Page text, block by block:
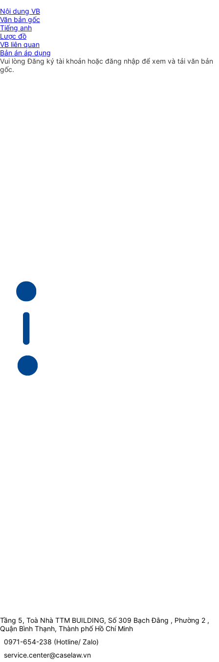
Nội dung VB
Văn bản gốc
Tiếng anh
Lược đồ
VB liên quan
Bản án áp dụng
Vui lòngĐăng ký tài khoản hoặc đăng nhập để xem và tải văn bản
gốc.
Tầng 5, Toà Nhà TTM BUILDING, Số 309 Bạch Đằng , Phường 2 ,
Quận Bình Thạnh, Thành phố Hồ Chí Minh
0971-654-238 (Hotline/ Zalo)
service.center@caselaw.vn